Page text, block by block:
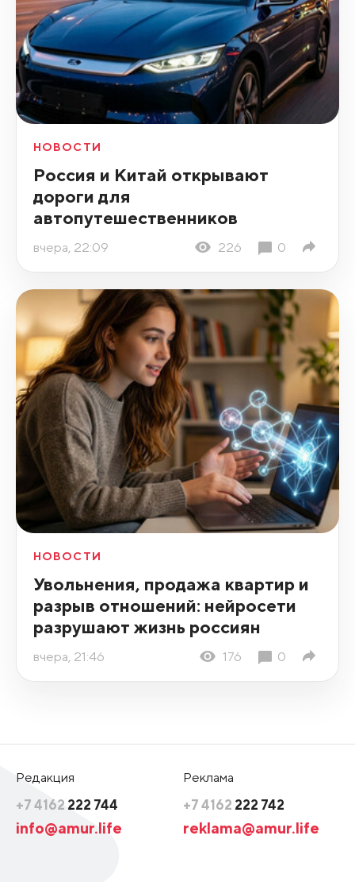
НОВОСТИ
Россия и Китай открывают
дороги для
автопутешественников
вчера, 22:09 226 0
НОВОСТИ
Увольнения, продажа квартир и
разрыв отношений: нейросети
разрушают жизнь россиян
вчера, 21:46 176 0
Редакция
+7 4162 222 744
info@amur.life
Реклама
+7 4162 222 742
reklama@amur.life